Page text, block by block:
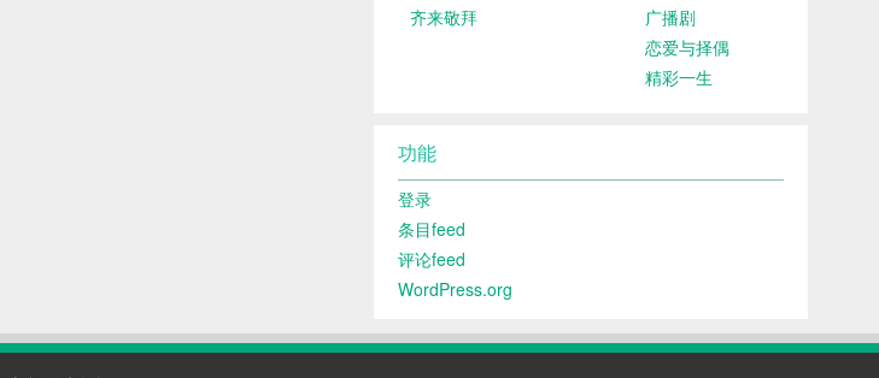
齐来敬拜
广播剧
恋爱与择偶
精彩一生
功能
登录
条目feed
评论feed
WordPress.org